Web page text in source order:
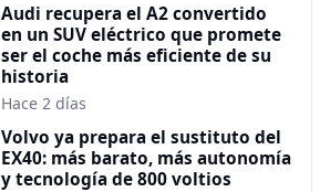
Audi recupera el A2 convertido
en un SUV eléctrico que promete
ser el coche más eficiente de su
historia
Hace 2 días
Volvo ya prepara el sustituto del
EX40: más barato, más autonomía
y tecnología de 800 voltios